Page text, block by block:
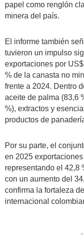
papel como renglón
minera del país.
El informe también
tuvieron un impulso
exportaciones por
% de la canasta no
frente a 2024. Dentro
aceite de palma (83,6
%), extractos y
productos de
Por su parte, el
en 2025
representando el 42,8
con un aumento del
confirma la fortaleza
internacional